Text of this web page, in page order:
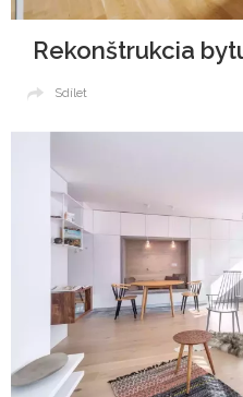
Rekonštrukcia
Sdílet